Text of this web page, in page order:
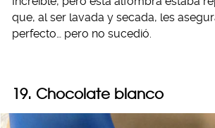
que, al ser lavada y secada, les
perfecto… pero no sucedió.
19. Chocolate blanco